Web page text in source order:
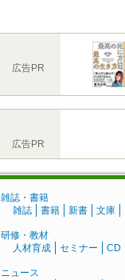
広告PR
広告PR
雑誌・書籍
雑誌
書籍 新書 文庫
研修・教材
人材育成
セミナー CD
ニュース